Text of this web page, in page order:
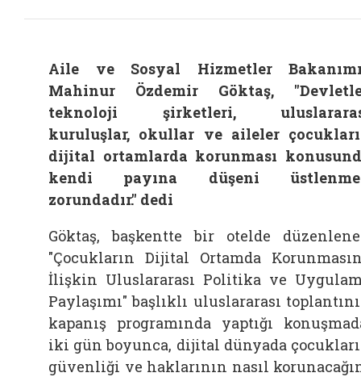
Aile ve Sosyal Hizmetler
Mahinur Özdemir Göktaş,
teknoloji şirketleri,
kuruluşlar, okullar ve aileler
dijital ortamlarda korunması
kendi payına düşeni
zorundadır." dedi
Göktaş, başkentte bir otelde
"Çocukların Dijital Ortamda
İlişkin Uluslararası Politika ve
Paylaşımı" başlıklı uluslararası
kapanış programında yaptığı
iki gün boyunca, dijital dünyada
güvenliği ve haklarının nasıl